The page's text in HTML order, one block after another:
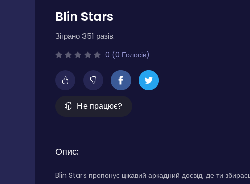
Blin Stars
Зіграно 351 разів.
0 (0 Голосів)
Не працює?
Опис:
Blin Stars пропонує цікавий аркадний досвід, де ти